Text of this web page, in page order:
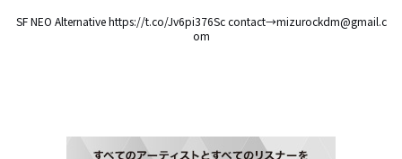
SF NEO Alternative https://t.co/Jv6pi376Sc contact→mizurockdm@gmail.c
om